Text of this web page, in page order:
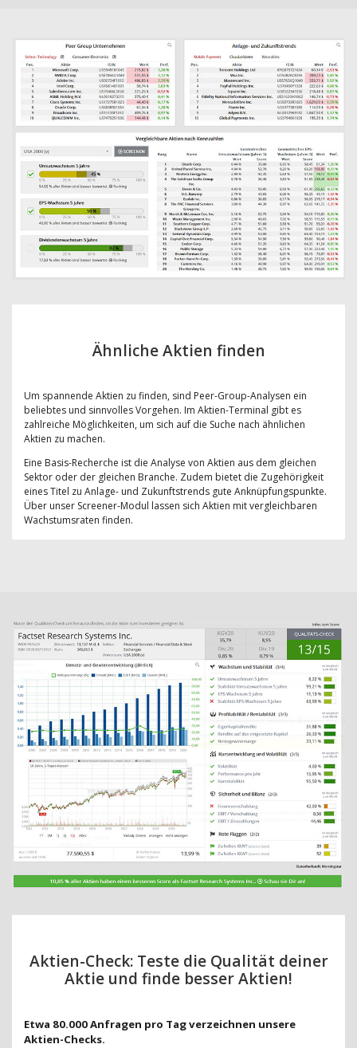
Ähnliche Aktien finden
Um spannende Aktien zu finden, sind Peer-Group-Analysen ein
beliebtes und sinnvolles Vorgehen. Im Aktien-Terminal gibt es
zahlreiche Möglichkeiten, um sich auf die Suche nach ähnlichen
Aktien zu machen.
Eine Basis-Recherche ist die Analyse von Aktien aus dem gleichen
Sektor oder der gleichen Branche. Zudem bietet die Zugehörigkeit
eines Titel zu Anlage- und Zukunftstrends gute Anknüpfungspunkte.
Über unser Screener-Modul lassen sich Aktien mit vergleichbaren
Wachstumsraten finden.
Aktien-Check: Teste die Qualität deiner
Aktie und finde besser Aktien!
Etwa 80.000 Anfragen pro Tag verzeichnen unsere
Aktien-Checks.